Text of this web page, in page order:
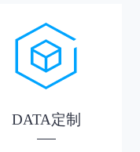
DATA定制